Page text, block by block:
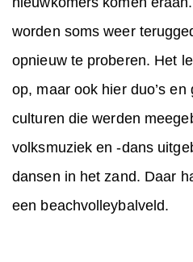
worden soms weer
opnieuw te proberen. Het
op, maar ook hier duo’s
culturen die werden
volksmuziek en -dans
dansen in het zand. Daar
een beachvolleybalveld.